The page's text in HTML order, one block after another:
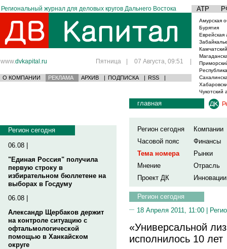
Региональный журнал для деловых кругов Дальнего Востока АТР
www.dvkapital.ru Пятница | 07 Августа, 09:51 |
О КОМПАНИИ РЕКЛАМА АРХИВ | ПОДПИСКА | RSS |
Амурская
Бурятия
Еврейская
Чукотский
Регион сегодня
06.08 |
"Единая Россия" получила
первую строку в
избирательном бюллетене на
выборах в Госдуму
06.08 |
Александр Щербаков держит
на контроле ситуацию с
офтальмологической
помощью в Ханкайском
округе
главная
Регион сегодня
Компании
Часовой пояс
Финансы
Тема номера
Рынки
Мнение
Отрасль
Проект ДК
Инновации
Регион сегодня
18 Апреля 2011, 11:00 |
«Универсальной
исполнилось 10 лет